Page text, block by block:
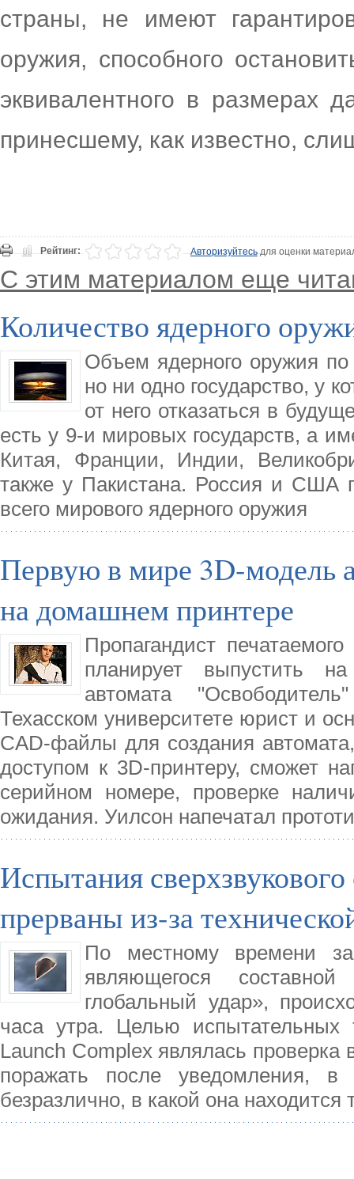
страны, не имеют
оружия, способного
эквивалентного в размерах
принесшему, как известно,
Рейтинг: Авторизуйтесьдля оценки
С этим материалом еще
Количество ядерного
Объем ядерного оружия
но ни одно государство, у
от него отказаться в
есть у 9-и мировых государств, а
Китая, Франции, Индии,
также у Пакистана. Россия и США
всего мирового ядерного оружия
Первую в мире 3D-модель
на домашнем принтере
Пропагандист
планирует выпустить
автомата
Техасском университете юрист и
CAD-файлы для создания
доступом к 3D-принтеру, сможет
серийном номере, проверке
ожидания. Уилсон напечатал
Испытания
прерваны из-за
По местному времени
являющегося
глобальный удар»,
часа утра. Целью испытательных
Launch Complex являлась
поражать после уведомления,
безразлично, в какой она находится